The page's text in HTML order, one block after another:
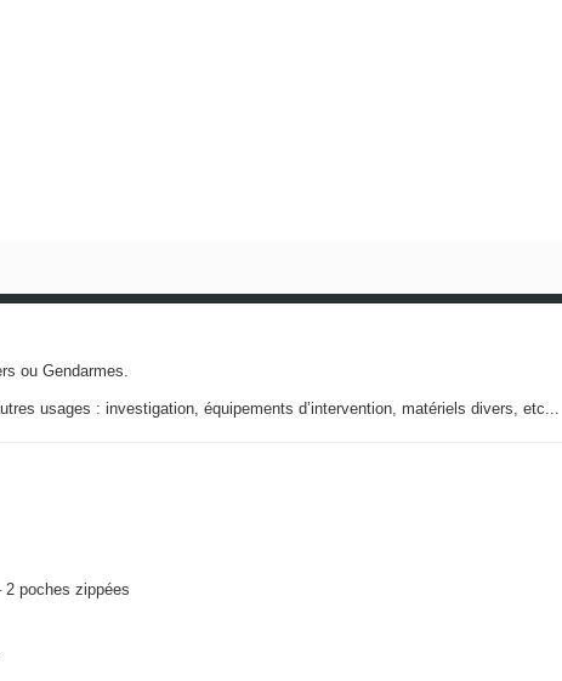
ou Gendarmes.
usages : investigation, équipements d’intervention, matériels divers, etc...
2 poches zippées